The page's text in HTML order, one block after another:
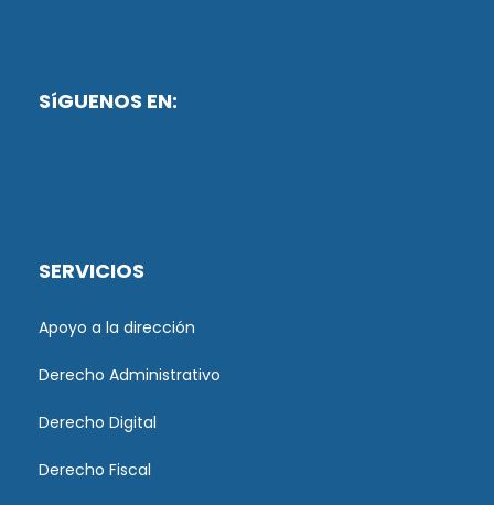
SíGUENOS EN:
SERVICIOS
Apoyo a la dirección
Derecho Administrativo
Derecho Digital
Derecho Fiscal